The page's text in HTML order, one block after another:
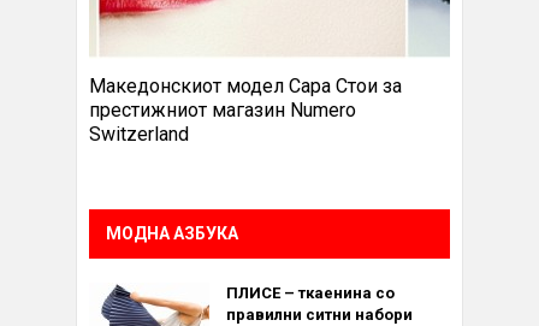
Македонскиот модел Сара Стои за
престижниот магазин Numero
Switzerland
МОДНА АЗБУКА
ПЛИСЕ – ткаенина со
правилни ситни набори